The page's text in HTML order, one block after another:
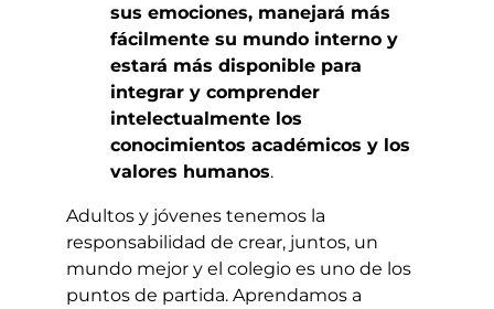
sus emociones, manejará más
fácilmente su mundo interno y
estará más disponible para
integrar y comprender
intelectualmente los
conocimientos académicos y los
valores humanos.
Adultos y jóvenes tenemos la
responsabilidad de crear, juntos, un
mundo mejor y el colegio es uno de los
puntos de partida. Aprendamos a